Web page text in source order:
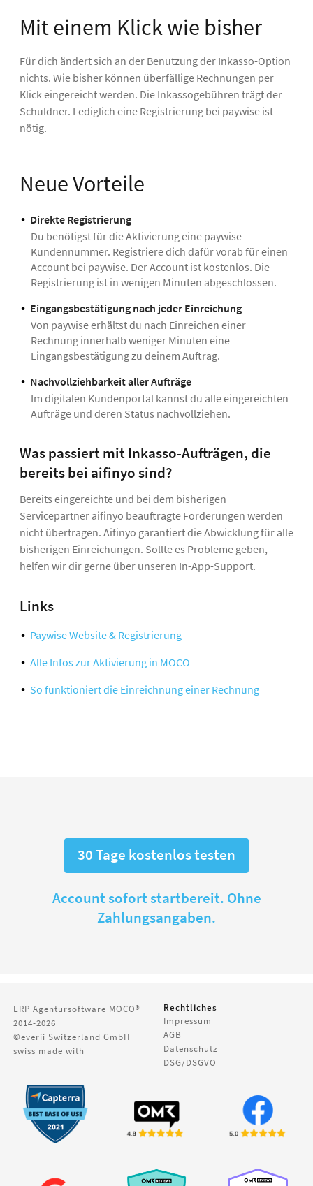
Mit einem Klick wie bisher
Für dich ändert sich an der Benutzung der Inkasso-Option
nichts. Wie bisher können überfällige Rechnungen per
Klick eingereicht werden. Die Inkassogebühren trägt der
Schuldner. Lediglich eine Registrierung bei paywise ist
nötig.
Neue Vorteile
Direkte Registrierung
Du benötigst für die Aktivierung eine paywise
Kundennummer. Registriere dich dafür vorab für einen
Account bei paywise. Der Account ist kostenlos. Die
Registrierung ist in wenigen Minuten abgeschlossen.
Eingangsbestätigung nach jeder Einreichung
Von paywise erhältst du nach Einreichen einer
Rechnung innerhalb weniger Minuten eine
Eingangsbestätigung zu deinem Auftrag.
Nachvollziehbarkeit aller Aufträge
Im digitalen Kundenportal kannst du alle eingereichten
Aufträge und deren Status nachvollziehen.
Was passiert mit Inkasso-Aufträgen, die
bereits bei aifinyo sind?
Bereits eingereichte und bei dem bisherigen
Servicepartner aifinyo beauftragte Forderungen werden
nicht übertragen. Aifinyo garantiert die Abwicklung für alle
bisherigen Einreichungen. Sollte es Probleme geben,
helfen wir dir gerne über unseren In-App-Support.
Links
Paywise Website & Registrierung
Alle Infos zur Aktivierung in MOCO
So funktioniert die Einreichnung einer Rechnung
30 Tage kostenlos testen
Account sofort startbereit. Ohne
Zahlungsangaben.
ERP Agentursoftware MOCO®
2014-2026
©everii Switzerland GmbH
swiss made with
Rechtliches
Impressum
AGB
Datenschutz
DSG/DSGVO